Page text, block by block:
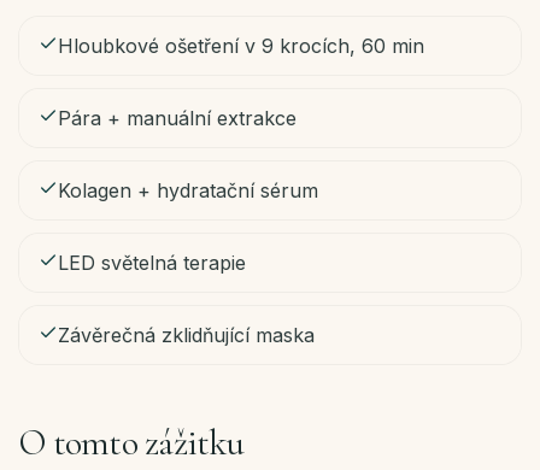
CS
WhatsApp
Hloubkové ošetření v 9 krocích, 60 min
Pára + manuální extrakce
Kolagen + hydratační sérum
LED světelná terapie
Závěrečná zklidňující maska
O tomto zážitku